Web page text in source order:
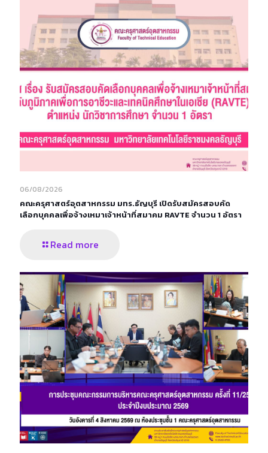
06/08/2026
คณะครุศาสตร์อุตสาหกรรม มทร.ธัญบุรี เปิดรับสมัครสอบคัด
เลือกบุคคลเพื่อจ้างเหมาเจ้าหน้าที่สมาคม RAVTE จำนวน 1 อัตรา
Read more